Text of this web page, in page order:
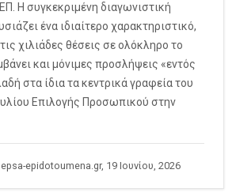
Η συγκεκριμένη διαγωνιστική
ένα ιδιαίτερο χαρακτηριστικό,
χιλιάδες θέσεις σε ολόκληρο το
και μόνιμες προσλήψεις «εντός
στα ίδια τα κεντρικά γραφεία του
Επιλογής Προσωπικού στην
epidotoumena.gr, 19 Ιουνίου, 2026